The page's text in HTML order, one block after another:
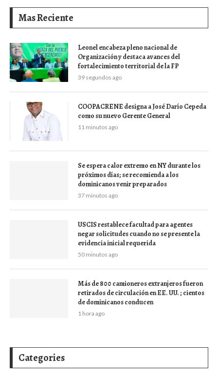
Mas Reciente
Leonel encabeza pleno nacional de
Organización y destaca avances del
fortalecimiento territorial de la FP
39 segundos ago
COOPACRENE designa a José Darío Cepeda
como su nuevo Gerente General
11 minutos ago
Se espera calor extremo en NY durante los
próximos días; se recomienda a los
dominicanos venir preparados
37 minutos ago
USCIS restablece facultad para agentes
negar solicitudes cuando no se presente la
evidencia inicial requerida
50 minutos ago
Más de 800 camioneros extranjeros fueron
retirados de circulación en EE. UU. ; cientos
de dominicanos conducen
1 hora ago
Categories